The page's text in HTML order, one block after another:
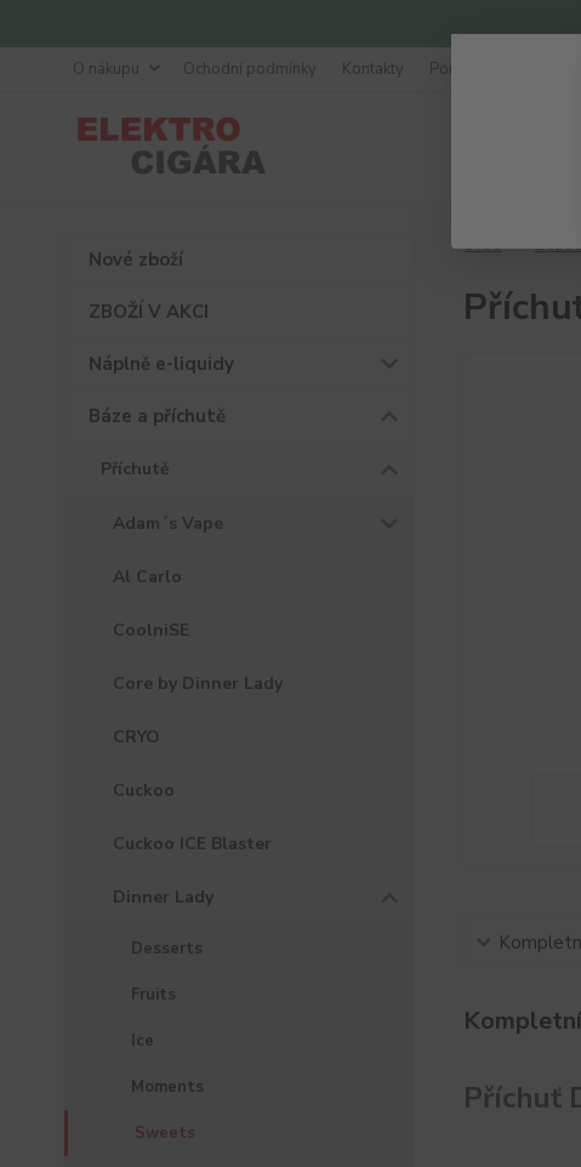
O nákupu Ochodní podmínky Kontakty Poradna
Nové zboží
ZBOŽÍ V AKCI
Náplně e-liquidy
Báze a příchutě
Příchutě
Adam´s Vape
Al Carlo
CoolniSE
Core by Dinner Lady
CRYO
Cuckoo
Cuckoo ICE Blaster
Dinner Lady
Desserts
Fruits
Ice
Moments
Sweets
Úvod Báze
Příchuť